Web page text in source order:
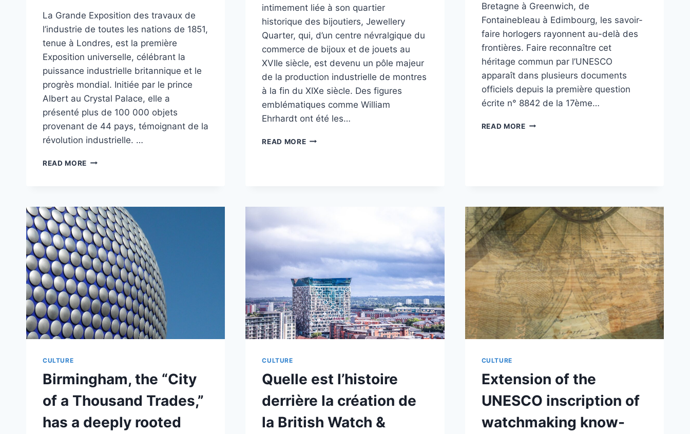
La Grande Exposition des travaux de
l’industrie de toutes les nations de 1851,
tenue à Londres, est la première
Exposition universelle, célébrant la
puissance industrielle britannique et le
progrès mondial. Initiée par le prince
Albert au Crystal Palace, elle a
présenté plus de 100 000 objets
provenant de 44 pays, témoignant de la
révolution industrielle. …
READ MORE WILLIAM
HORLOGER
ARRIVÉ
EN
ANGLETERRE
EN
1851,
ANNÉE
DE
LA
GRANDE
EXPOSITION
UNIVERSELLE
L’INDUSTRIE
DE
TOUTES
LES
NATIONS
intimement liée à son quartier
historique des bijoutiers, Jewellery
Quarter, qui, d’un centre névralgique du
commerce de bijoux et de jouets au
XVIIe siècle, est devenu un pôle majeur
de la production industrielle de montres
à la fin du XIXe siècle. Des figures
emblématiques comme William
Ehrhardt ont été les…
READ MOREAVEC
VILLE
AUX
MILLE
MÉTIERS
»
?
Bretagne à Greenwich, de
Fontainebleau à Edimbourg, les savoir-
faire horlogers rayonnent au-delà des
frontières. Faire reconnaître cet
héritage commun par l’UNESCO
apparaît dans plusieurs documents
officiels depuis la première question
écrite n° 8842 de la 17ème…
READ MORETOUT
ÉCRITE
SÉNATORIALE
CONCERNANT
L’HORLOGERIE
TRANSMANCHE
CULTURE
Birmingham, the “City
of a Thousand Trades,”
has a deeply rooted
CULTURE
Quelle est l’histoire
derrière la création de
la British Watch &
CULTURE
Extension of the
UNESCO inscription of
watchmaking know-